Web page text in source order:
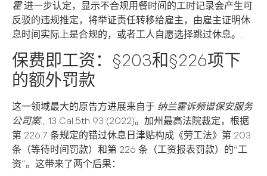
霍进一步认定，显示不合规用餐时间的工时记录会产生可
反驳的违规推定，将举证责任转移给雇主，由雇主证明休
息时间实际上是合规的，或者工人自愿选择跳过休息。.
保费即工资：§203和§226项下
的额外罚款
这一领域最大的原告方进展来自于 纳兰霍诉频谱保安服务
公司案., 13 Cal.5th 93 (2022)。加州最高法院裁定，根据
第 226.7 条规定的错过休息日津贴构成《劳工法》第 203
条（等待时间罚款）和第 226 条（工资报表罚款）的“工
资”。这带来了两个后果：